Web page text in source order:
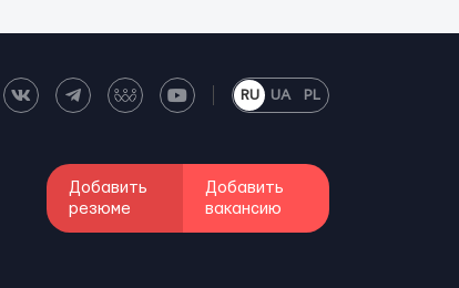
RU UA PL
Добавить
резюме
Добавить
вакансию